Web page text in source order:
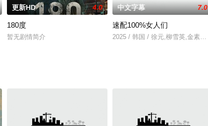
音乐教师，在地处偏远的学校里过着心中充满了
蒂斯执导，改编自小说A Stone for Danny Fisher，影片讲
更新HD 4.0
180度
暂无剧情简介
中文字幕 7.0
速配100%女人们
2025 / 韩国 / 徐元,柳雪英,金素